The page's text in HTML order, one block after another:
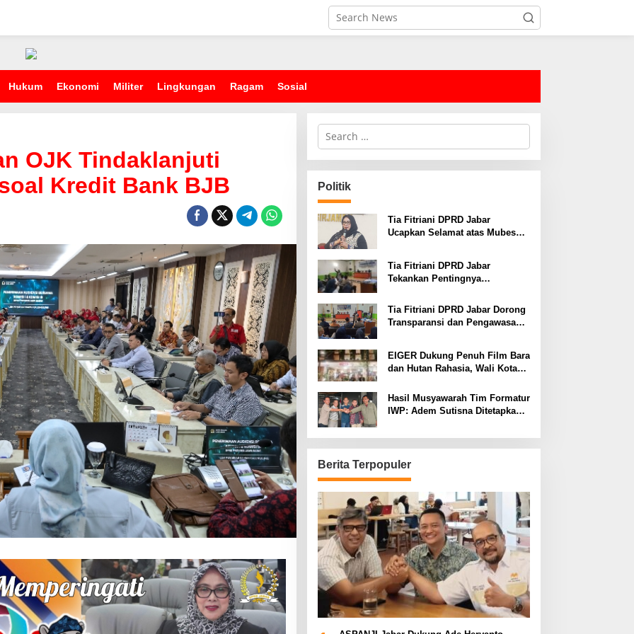
Hukum Ekonomi Militer Lingkungan Ragam Sosial
OJK Tindaklanjuti
Kredit Bank BJB
S
r
c
h
f
o
:
Politik
Tia Fitriani DPRD Jabar
Ucapkan Selamat atas Mubes
Jabar
Tia Fitriani DPRD Jabar
Tekankan Pentingnya
Perkuat Kader NasDem di
Kabupaten Bandung
Tia Fitriani DPRD Jabar Dorong
Transparansi dan Pengawasan
EIGER Dukung Penuh Film Bara
dan Hutan Rahasia, Wali Kota
Hasil Musyawarah Tim Formatur
IWP: Adem Sutisna Ditetapkan
Periode 2026–2028
Berita Terpopuler